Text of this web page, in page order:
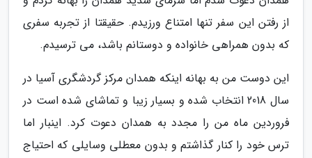
از رفتن این سفر تنها امتناع ورزیدم. حقیقتا از تجربه سفری
که بدون همراهی خانواده و دوستانم باشد، می ترسیدم.
این دوست من به بهانه اینکه همدان مرکز گردشگری آسیا در
سال 2018 انتخاب شده و بسیار زیبا و تماشای شده است در
فروردین ماه من را مجدد به همدان دعوت کرد. اینبار اما
ترس خود را کنار گذاشتم و بدون معطلی وسایلی که احتیاج